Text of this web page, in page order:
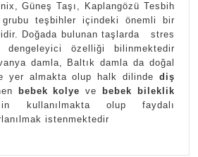
Güneş Taşı, Kaplangözü Tesbih
teşbihler içindeki önemli bir
Doğada bulunan taşlarda stres
özelliği bilinmektedir
damla, Baltık damla da doğal
yer almakta olup halk dilinde diş
bebek kolye ve
bebek bileklik
kullanılmakta olup faydalı
istenmektedir